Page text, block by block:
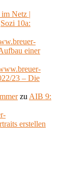
Netz |
Sozi 10a:
einer
23 – Die
zu AIB 9:
erstellen